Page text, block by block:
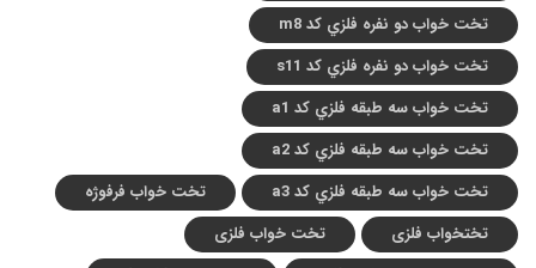
تخت خواب دو نفره فلزي کد m8
تخت خواب دو نفره فلزي کد s11
تخت خواب سه طبقه فلزي کد a1
تخت خواب سه طبقه فلزي کد a2
تخت خواب سه طبقه فلزي کد a3
تخت خواب فرفوژه
تختخواب فلزی
تخت خواب فلزی